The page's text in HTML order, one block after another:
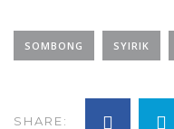
SOMBONG SYIRIK
SHARE: